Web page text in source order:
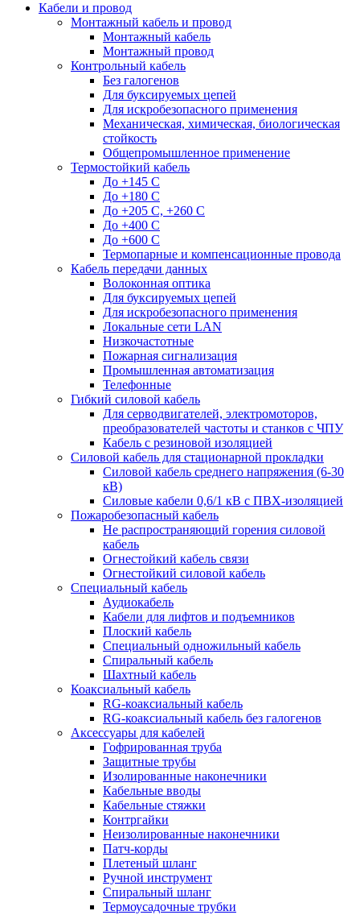
Кабели и провод
Монтажный кабель и провод
Монтажный кабель
Монтажный провод
Контрольный кабель
Без галогенов
Для буксируемых цепей
Для искробезопасного применения
Механическая, химическая, биологическая
стойкость
Общепромышленное применение
Термостойкий кабель
До +145 С
До +180 C
До +205 С, +260 С
До +400 C
До +600 С
Термопарные и компенсационные провода
Кабель передачи данных
Волоконная оптика
Для буксируемых цепей
Для искробезопасного применения
Локальные сети LAN
Низкочастотные
Пожарная сигнализация
Промышленная автоматизация
Телефонные
Гибкий силовой кабель
Для серводвигателей, электромоторов,
преобразователей частоты и станков с ЧПУ
Кабель с резиновой изоляцией
Силовой кабель для стационарной прокладки
Силовой кабель среднего напряжения (6-30
кВ)
Силовые кабели 0,6/1 кВ с ПВХ-изоляцией
Пожаробезопасный кабель
Не распространяющий горения силовой
кабель
Огнестойкий кабель связи
Огнестойкий силовой кабель
Специальный кабель
Аудиокабель
Кабели для лифтов и подъемников
Плоский кабель
Специальный одножильный кабель
Спиральный кабель
Шахтный кабель
Коаксиальный кабель
RG-коаксиальный кабель
RG-коаксиальный кабель без галогенов
Аксессуары для кабелей
Гофрированная труба
Защитные трубы
Изолированные наконечники
Кабельные вводы
Кабельные стяжки
Контргайки
Неизолированные наконечники
Патч-корды
Плетеный шланг
Ручной инструмент
Спиральный шланг
Термоусадочные трубки